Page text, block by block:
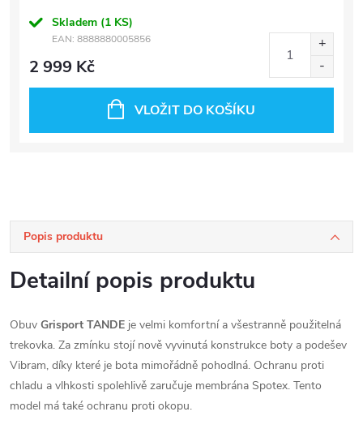
Skladem (1 KS)
EAN: 8888880005856
2 999 Kč
VLOŽIT DO KOŠÍKU
Popis produktu
Detailní popis produktu
Obuv Grisport TANDE je velmi komfortní a všestranně použitelná
trekovka. Za zmínku stojí nově vyvinutá konstrukce boty a podešev
Vibram, díky které je bota mimořádně pohodlná. Ochranu proti
chladu a vlhkosti spolehlivě zaručuje membrána Spotex. Tento
model má také ochranu proti okopu.